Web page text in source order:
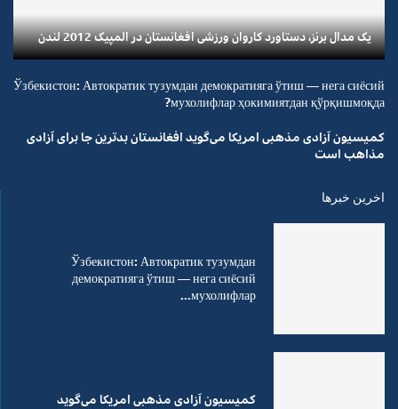
یک مدال برنز، دستاورد کاروان ورزشی افغانستان در المپیک 2012 لندن
Ўзбекистон: Автократик тузумдан демократияга ўтиш — нега сиёсий
мухолифлар ҳокимиятдан қўрқишмоқда?
کمیسیون آزادی مذهبی امریکا می‌گوید افغانستان بدترین جا برای آزادی
مذاهب است
اخرین خبرها
Ўзбекистон: Автократик тузумдан
демократияга ўтиш — нега сиёсий
мухолифлар...
کمیسیون آزادی مذهبی امریکا می‌گوید